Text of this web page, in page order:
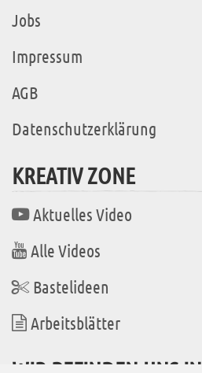
Jobs
Impressum
AGB
Datenschutzerklärung
KREATIV ZONE
Aktuelles Video
Alle Videos
Bastelideen
Arbeitsblätter